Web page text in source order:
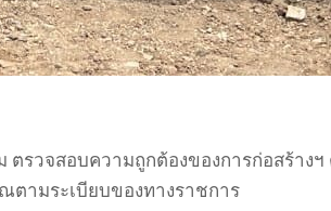
จสอบความถูกต้องของการก่อสร้างฯ
ตามระเบียบของทางราชการ